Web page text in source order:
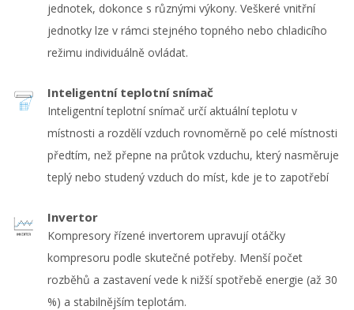
jednotek, dokonce s různými výkony. Veškeré vnitřní
jednotky lze v rámci stejného topného nebo chladicího
režimu individuálně ovládat.
Inteligentní teplotní snímač
Inteligentní teplotní snímač určí aktuální teplotu v
místnosti a rozdělí vzduch rovnoměrně po celé místnosti
předtím, než přepne na průtok vzduchu, který nasměruje
teplý nebo studený vzduch do míst, kde je to zapotřebí
Invertor
Kompresory řízené invertorem upravují otáčky
kompresoru podle skutečné potřeby. Menší počet
rozběhů a zastavení vede k nižší spotřebě energie (až 30
%) a stabilnějším teplotám.